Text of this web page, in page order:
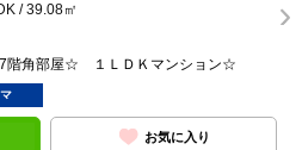
/ 39.08㎡
階角部屋☆ １ＬＤＫマンション☆
お気に入り